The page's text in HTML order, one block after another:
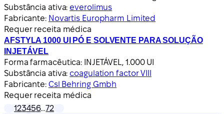
Substância ativa: everolimus
Fabricante: Novartis Europharm Limited
Requer receita médica
AFSTYLA 1000 UI PÓ E SOLVENTE PARA SOLUÇÃO
INJETÁVEL
Forma farmacêutica: INJETÁVEL, 1.000 UI
Substância ativa: coagulation factor VIII
Fabricante: Csl Behring Gmbh
Requer receita médica
123456…72